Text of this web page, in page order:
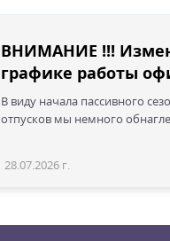
ВНИМАНИЕ !!!
графике работы
В виду начала пассивного
отпусков мы немного
28.07.2026 г.